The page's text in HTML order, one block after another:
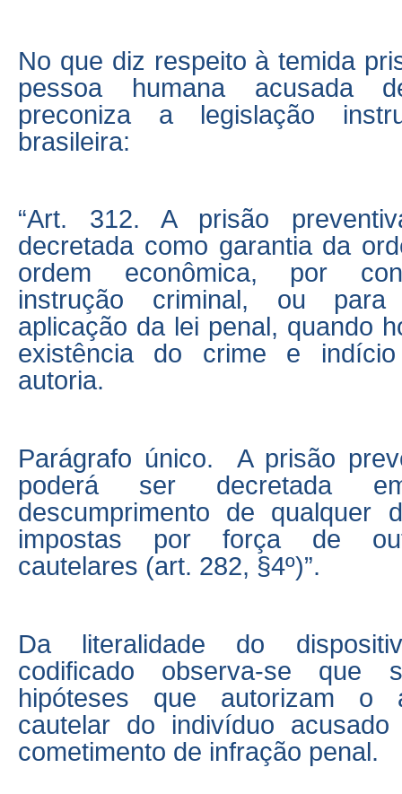
No que diz respeito à temida
pessoa humana acusada
preconiza a legislação
brasileira:
“Art. 312. A prisão
decretada como garantia da
ordem econômica, por
instrução criminal, ou
aplicação da lei penal, quando
existência do crime e
autoria.
Parágrafo único.
A prisão
poderá ser decretada
descumprimento de qualquer
impostas por força de
cautelares (art. 282, §4º)”.
Da literalidade do
codificado observa-se que
hipóteses que autorizam o
cautelar do indivíduo
cometimento de infração penal.